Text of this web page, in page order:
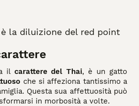
la diluizione del red point
il carattere del Thai, è un gatto
che si affeziona tantissimo a
Questa sua affettuosità può
in morbosità a volte.